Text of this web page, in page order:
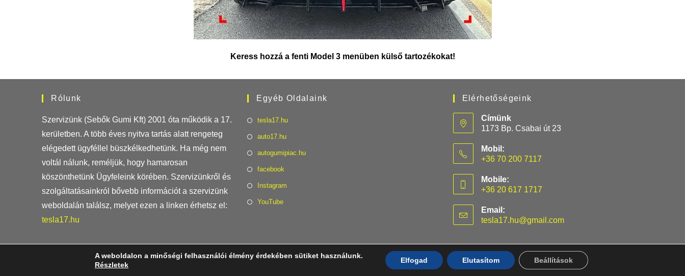
Keress hozzá a fenti Model 3 menüben külső tartozékokat!
Rólunk
Szervizünk (Sebők Gumi Kft) 2001 óta működik a 17.
kerületben. A több éves nyitva tartás alatt rengeteg
elégedett ügyféllel büszkélkedhetünk. Ha még nem
voltál nálunk, reméljük, hogy hamarosan
köszönthetünk Ügyfeleink körében. Szervizünkről és
szolgáltatásainkról bővebb információt a szervizünk
weboldalán találsz, melyet ezen a linken érhetsz el:
tesla17.hu
Egyéb Oldalaink
tesla17.hu
auto17.hu
autogumipiac.hu
facebook
Instagram
YouTube
Elérhetőségeink
Címünk
1173 Bp. Csabai út 23
Mobil:
+36 70 200 7117
Mobile:
+36 20 617 1717
Email:
tesla17.hu@gmail.com
S 3 Y KATEGÓRIA OLDALAK
TESLA-KIEGÉSZÍTŐK // SZERVIZÜNK:
A weboldalon a minőségi felhasználói élmény érdekében sütiket használunk.
Részletek
Elfogad Elutasítom Beállítások